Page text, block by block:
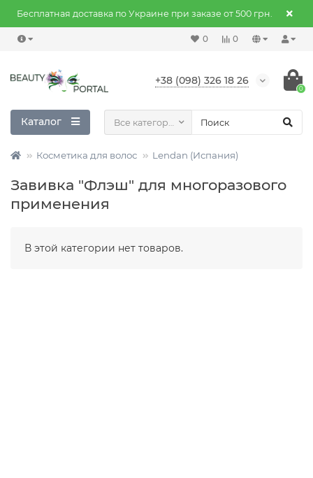
Бесплатная доставка по Украине при заказе от 500 грн.
0
0
+38 (098) 326 18 26
0
Каталог Все категории
Косметика для волос Lendan (Испания)
Завивка "Флэш" для многоразового
применения
В этой категории нет товаров.